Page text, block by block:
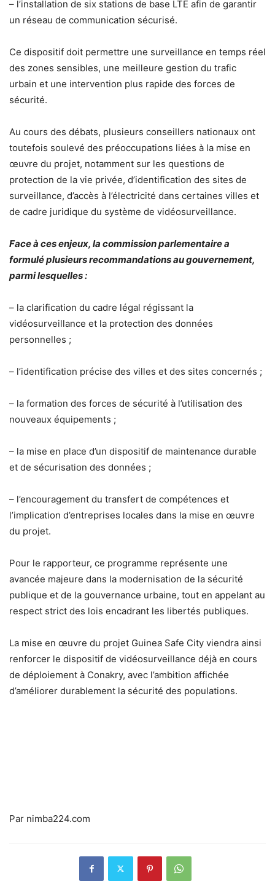
– l’installation de six stations de base LTE afin de garantir
un réseau de communication sécurisé.
Ce dispositif doit permettre une surveillance en temps réel
des zones sensibles, une meilleure gestion du trafic
urbain et une intervention plus rapide des forces de
sécurité.
Au cours des débats, plusieurs conseillers nationaux ont
toutefois soulevé des préoccupations liées à la mise en
œuvre du projet, notamment sur les questions de
protection de la vie privée, d’identification des sites de
surveillance, d’accès à l’électricité dans certaines villes et
de cadre juridique du système de vidéosurveillance.
Face à ces enjeux, la commission parlementaire a
formulé plusieurs recommandations au gouvernement,
parmi lesquelles :
– la clarification du cadre légal régissant la
vidéosurveillance et la protection des données
personnelles ;
– l’identification précise des villes et des sites concernés ;
– la formation des forces de sécurité à l’utilisation des
nouveaux équipements ;
– la mise en place d’un dispositif de maintenance durable
et de sécurisation des données ;
– l’encouragement du transfert de compétences et
l’implication d’entreprises locales dans la mise en œuvre
du projet.
Pour le rapporteur, ce programme représente une
avancée majeure dans la modernisation de la sécurité
publique et de la gouvernance urbaine, tout en appelant au
respect strict des lois encadrant les libertés publiques.
La mise en œuvre du projet Guinea Safe City viendra ainsi
renforcer le dispositif de vidéosurveillance déjà en cours
de déploiement à Conakry, avec l’ambition affichée
d’améliorer durablement la sécurité des populations.
Par nimba224.com